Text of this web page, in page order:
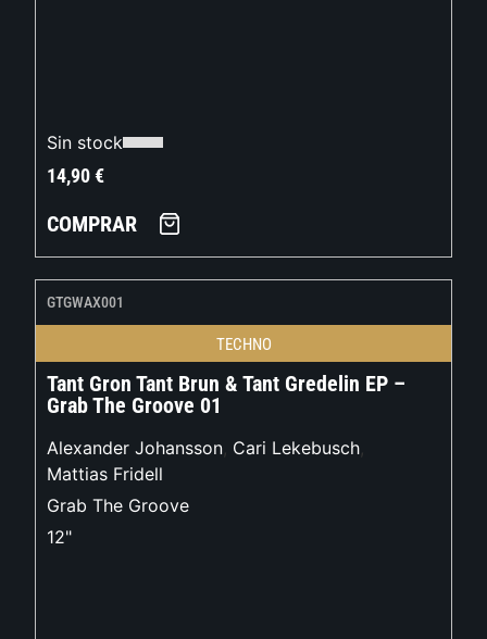
Sin stock
14,90€
COMPRAR
GTGWAX001
TECHNO
Tant Gron Tant Brun & Tant Gredelin EP –
Grab The Groove 01
Alexander Johansson, Cari Lekebusch,
Mattias Fridell
Grab The Groove
12"